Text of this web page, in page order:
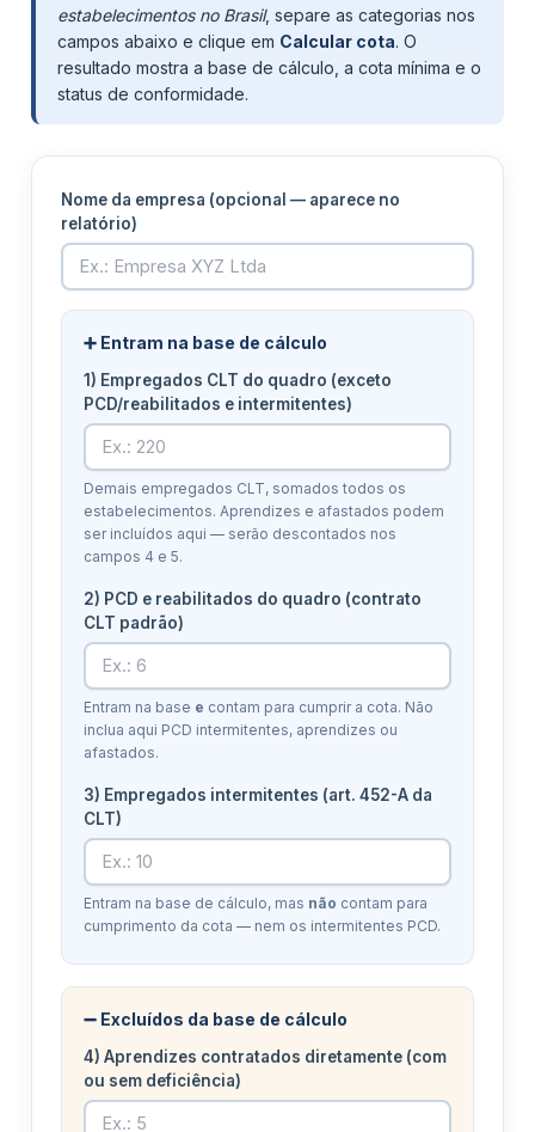
estabelecimentos no Brasil, separe as categorias nos
campos abaixo e clique em Calcular cota. O
resultado mostra a base de cálculo, a cota mínima e o
status de conformidade.
Nome da empresa (opcional — aparece no
relatório)
➕ Entram na base de cálculo
1) Empregados CLT do quadro (exceto
PCD/reabilitados e intermitentes)
Demais empregados CLT, somados todos os
estabelecimentos. Aprendizes e afastados podem
ser incluídos aqui — serão descontados nos
campos 4 e 5.
2) PCD e reabilitados do quadro (contrato
CLT padrão)
Entram na base e contam para cumprir a cota. Não
inclua aqui PCD intermitentes, aprendizes ou
afastados.
3) Empregados intermitentes (art. 452-A da
CLT)
Entram na base de cálculo, mas não contam para
cumprimento da cota — nem os intermitentes PCD.
➖ Excluídos da base de cálculo
4) Aprendizes contratados diretamente (com
ou sem deficiência)